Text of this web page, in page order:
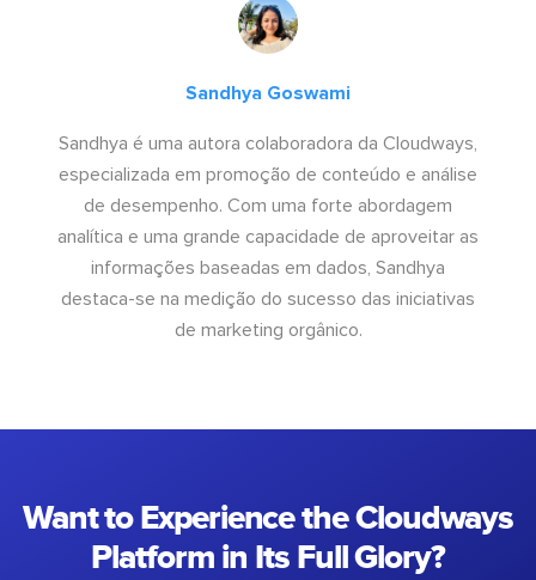
Sandhya Goswami
Sandhya é uma autora colaboradora da Cloudways,
especializada em promoção de conteúdo e análise
de desempenho. Com uma forte abordagem
analítica e uma grande capacidade de aproveitar as
informações baseadas em dados, Sandhya
destaca-se na medição do sucesso das iniciativas
de marketing orgânico.
Want to Experience the Cloudways
Platform in Its Full Glory?